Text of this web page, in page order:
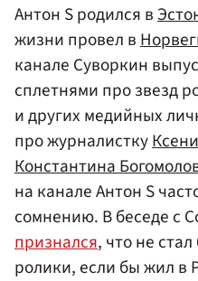
Антон S родился в
жизни провел в
канале Суворкин
сплетнями про звезд
и других медийных
про журналистку
Константина
на канале Антон S
сомнению. В беседе с
признался, что не
ролики, если бы жил в